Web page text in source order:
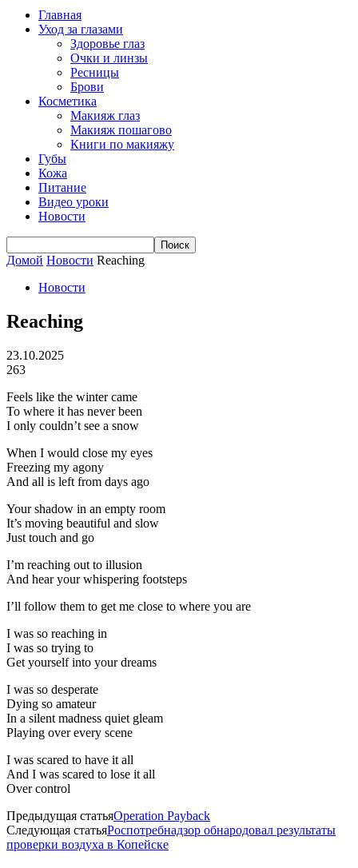
Главная
Уход за глазами
Здоровье глаз
Очки и линзы
Ресницы
Брови
Косметика
Макияж глаз
Макияж пошагово
Книги по макияжу
Губы
Кожа
Питание
Видео уроки
Новости
Домой Новости Reaching
Новости
Reaching
23.10.2025
263
Feels like the winter came
To where it has never been
I only couldn’t see a snow
When I would close my eyes
Freezing my agony
And all is left from days ago
Your shadow in an empty room
It’s moving beautiful and slow
Just touch and go
I’m reaching out to illusion
And hear your whispering footsteps
I’ll follow them to get me close to where you are
I was so reaching in
I was so trying to
Get yourself into your dreams
I was so desperate
Dying so amateur
In a silent madness quiet gleam
Playing over every scene
I was scared to have it all
And I was scared to lose it all
Over control
Предыдущая статьяOperation Payback
Следующая статьяРоспотребнадзор обнародовал результаты
проверки воздуха в Копейске